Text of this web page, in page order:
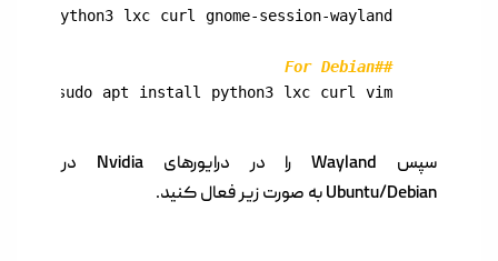
##For Debian
sudo apt install python3 lxc curl vim
سپس Wayland را در درایورهای Nvidia در
Ubuntu/Debian به صورت زیر فعال کنید.